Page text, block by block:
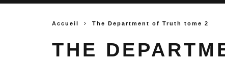
Accueil The Department of Truth tome 2
THE